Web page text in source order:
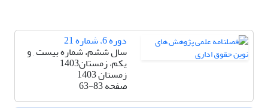
دوره 6، شماره 21
سال ششم، شماره بیست , و
یکم، زمستان1403
زمستان 1403
صفحه63-83